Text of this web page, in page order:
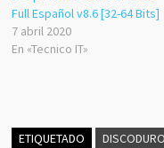
Full Español v8.6 [32-64 Bits]
7 abril 2020
En «Tecnico IT»
ETIQUETADO DISCODURO